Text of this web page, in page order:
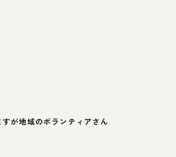
が地域のボランティアさん